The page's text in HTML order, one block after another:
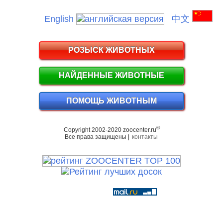
English 中文
РОЗЫСК ЖИВОТНЫХ
НАЙДЕННЫЕ ЖИВОТНЫЕ
ПОМОЩЬ ЖИВОТНЫМ
Copyright 2002-2020 zoocenter.ru©
Все права защищены | контакты